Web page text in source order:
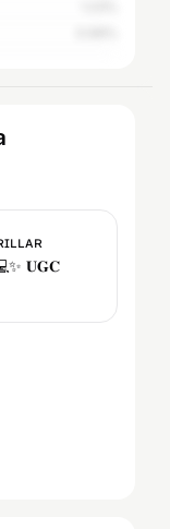
𝐔𝐆𝐂